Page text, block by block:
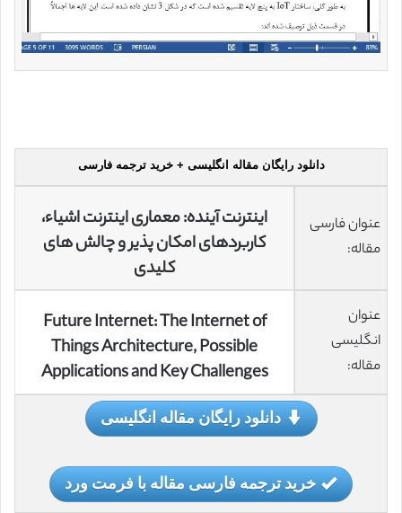
دانلود رایگان مقاله انگلیسی + خرید ترجمه فارسی
عنوان فارسی
مقاله:
اینترنت آینده: معماری اینترنت اشیاء،
کاربردهای امکان پذیر و چالش های
کلیدی
عنوان
انگلیسی
مقاله:
Future Internet: The Internet of
Things Architecture, Possible
Applications and Key Challenges
دانلود رایگان مقاله انگلیسی
خرید ترجمه فارسی مقاله با فرمت ورد